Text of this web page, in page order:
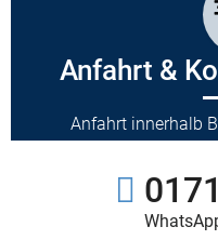
Anfahrt &
Anfahrt innerhalb